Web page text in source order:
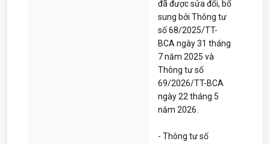
đã được sửa đổi, bổ
sung bởi Thông tư
số 68/2025/TT-
BCA ngày 31 tháng
7 năm 2025 và
Thông tư số
69/2026/TT-BCA
ngày 22 tháng 5
năm 2026.
- Thông tư số